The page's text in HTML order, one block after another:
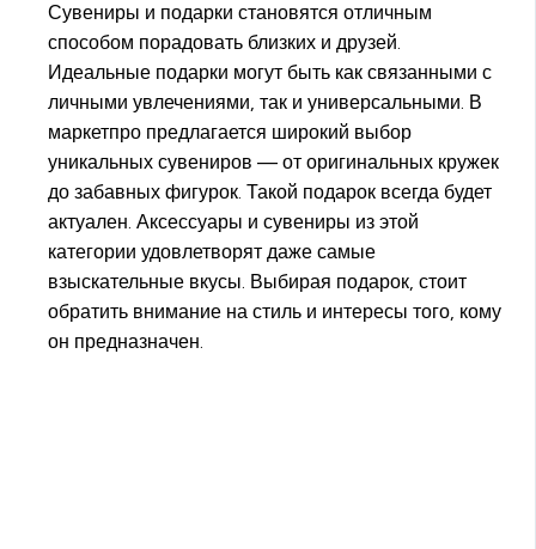
Сувениры и подарки становятся отличным
способом порадовать близких и друзей.
Идеальные подарки могут быть как связанными с
личными увлечениями, так и универсальными. В
маркетпро предлагается широкий выбор
уникальных сувениров — от оригинальных кружек
до забавных фигурок. Такой подарок всегда будет
актуален. Аксессуары и сувениры из этой
категории удовлетворят даже самые
взыскательные вкусы. Выбирая подарок, стоит
обратить внимание на стиль и интересы того, кому
он предназначен.